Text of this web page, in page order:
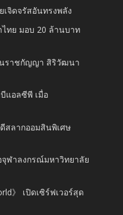
เจิดจรัสอันทรงพลัง
ทย มอบ 20 ล้านบาท
ราชกัญญา สิริวัฒนา
แอลซีพี เมื่อ
สลากออมสินพิเศษ
จุฬาลงกรณ์มหาวิทยาลัย
》 เปิดเซิร์ฟเวอร์สุด